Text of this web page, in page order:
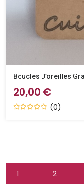
20,00 €
(0)
1 2